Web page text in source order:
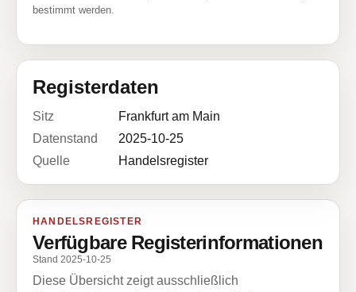
bestimmt werden.
Registerdaten
Sitz
Frankfurt am Main
Datenstand
2025-10-25
Quelle
Handelsregister
HANDELSREGISTER
Verfügbare Registerinformationen
Stand 2025-10-25
Diese Übersicht zeigt ausschließlich